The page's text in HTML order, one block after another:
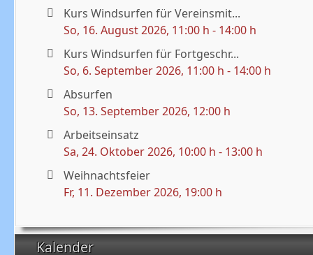
Kurs Windsurfen für Vereinsmit...
So, 16. August 2026, 11:00 h - 14:00 h
Kurs Windsurfen für Fortgeschr...
So, 6. September 2026, 11:00 h - 14:00 h
Absurfen
So, 13. September 2026, 12:00 h
Arbeitseinsatz
Sa, 24. Oktober 2026, 10:00 h - 13:00 h
Weihnachtsfeier
Fr, 11. Dezember 2026, 19:00 h
Kalender